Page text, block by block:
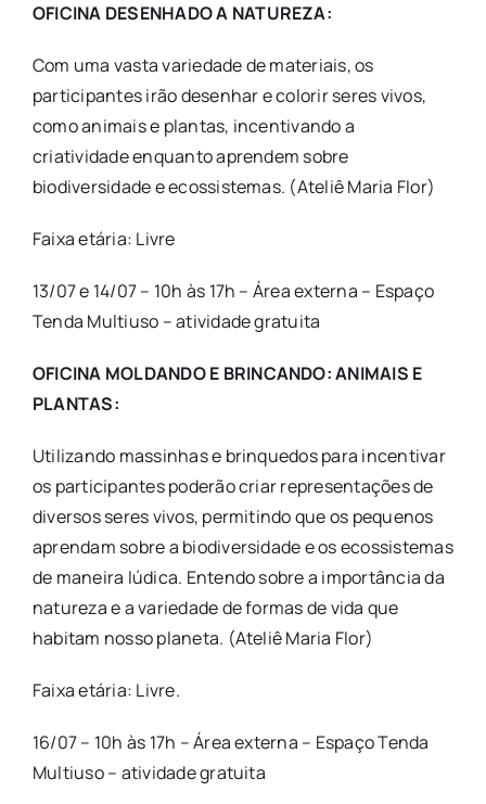
OFICINA DESENHADO A NATUREZA:
Com uma vasta variedade de materiais, os
participantes irão desenhar e colorir seres vivos,
como animais e plantas, incentivando a
criatividade enquanto aprendem sobre
biodiversidade e ecossistemas. (Ateliê Maria Flor)
Faixa etária: Livre
13/07 e 14/07 – 10h às 17h – Área externa – Espaço
Tenda Multiuso – atividade gratuita
OFICINA MOLDANDO E BRINCANDO: ANIMAIS E
PLANTAS:
Utilizando massinhas e brinquedos para incentivar
os participantes poderão criar representações de
diversos seres vivos, permitindo que os pequenos
aprendam sobre a biodiversidade e os ecossistemas
de maneira lúdica. Entendo sobre a importância da
natureza e a variedade de formas de vida que
habitam nosso planeta. (Ateliê Maria Flor)
Faixa etária: Livre.
16/07 – 10h às 17h – Área externa – Espaço Tenda
Multiuso – atividade gratuita